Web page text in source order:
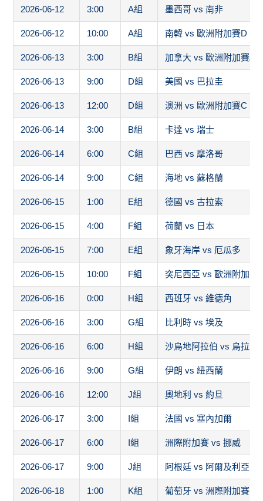
2026-06-12 3:00 A組 墨西哥 vs 南非
2026-06-12 10:00 A組 南韓 vs 歐洲附加賽D
2026-06-13 3:00 B組 加拿大 vs 歐洲附加賽A
2026-06-13 9:00 D組 美國 vs 巴拉圭
2026-06-13 12:00 D組 澳洲 vs 歐洲附加賽C
2026-06-14 3:00 B組 卡達 vs 瑞士
2026-06-14 6:00 C組 巴西 vs 摩洛哥
2026-06-14 9:00 C組 海地 vs 蘇格蘭
2026-06-15 1:00 E組 德國 vs 古拉索
2026-06-15 4:00 F組 荷蘭 vs 日本
2026-06-15 7:00 E組 象牙海岸 vs 厄瓜多
2026-06-15 10:00 F組 突尼西亞 vs 歐洲附加賽
2026-06-16 0:00 H組 西班牙 vs 維德角
2026-06-16 3:00 G組 比利時 vs 埃及
2026-06-16 6:00 H組 沙烏地阿拉伯 vs 烏拉圭
2026-06-16 9:00 G組 伊朗 vs 紐西蘭
2026-06-16 12:00 J組 奧地利 vs 約旦
2026-06-17 3:00 I組 法國 vs 塞內加爾
2026-06-17 6:00 I組 洲際附加賽 vs 挪威
2026-06-17 9:00 J組 阿根廷 vs 阿爾及利亞
2026-06-18 1:00 K組 葡萄牙 vs 洲際附加賽1